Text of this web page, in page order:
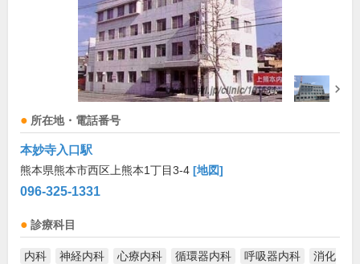
所在地・電話番号
本妙寺入口駅
熊本県熊本市西区上熊本1丁目3-4 [地図]
096-325-1331
診療科目
内科 神経内科 心療内科 循環器内科 呼吸器内科
消化